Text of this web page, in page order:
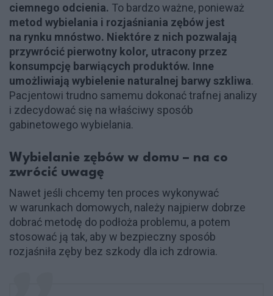
ciemnego odcienia. To bardzo ważne, ponieważ
metod wybielania i rozjaśniania zębów jest
na rynku mnóstwo. Niektóre z nich pozwalają
przywrócić pierwotny kolor, utracony przez
konsumpcję barwiących produktów. Inne
umożliwiają wybielenie naturalnej barwy szkliwa.
Pacjentowi trudno samemu dokonać trafnej analizy
i zdecydować się na właściwy sposób
gabinetowego wybielania.
Wybielanie zębów w domu – na co
zwrócić uwagę
Nawet jeśli chcemy ten proces wykonywać
w warunkach domowych, należy najpierw dobrze
dobrać metodę do podłoża problemu, a potem
stosować ją tak, aby w bezpieczny sposób
rozjaśniła zęby bez szkody dla ich zdrowia.